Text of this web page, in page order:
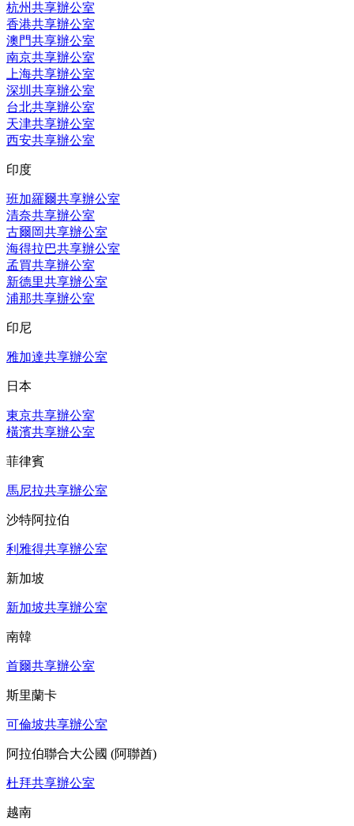
杭州共享辦公室
香港共享辦公室
澳門共享辦公室
南京共享辦公室
上海共享辦公室
深圳共享辦公室
台北共享辦公室
天津共享辦公室
西安共享辦公室
印度
班加羅爾共享辦公室
清奈共享辦公室
古爾岡共享辦公室
海得拉巴共享辦公室
孟買共享辦公室
新德里共享辦公室
浦那共享辦公室
印尼
雅加達共享辦公室
日本
東京共享辦公室
橫濱共享辦公室
菲律賓
馬尼拉共享辦公室
沙特阿拉伯
利雅得共享辦公室
新加坡
新加坡共享辦公室
南韓
首爾共享辦公室
斯里蘭卡
可倫坡共享辦公室
阿拉伯聯合大公國 (阿聯酋)
杜拜共享辦公室
越南